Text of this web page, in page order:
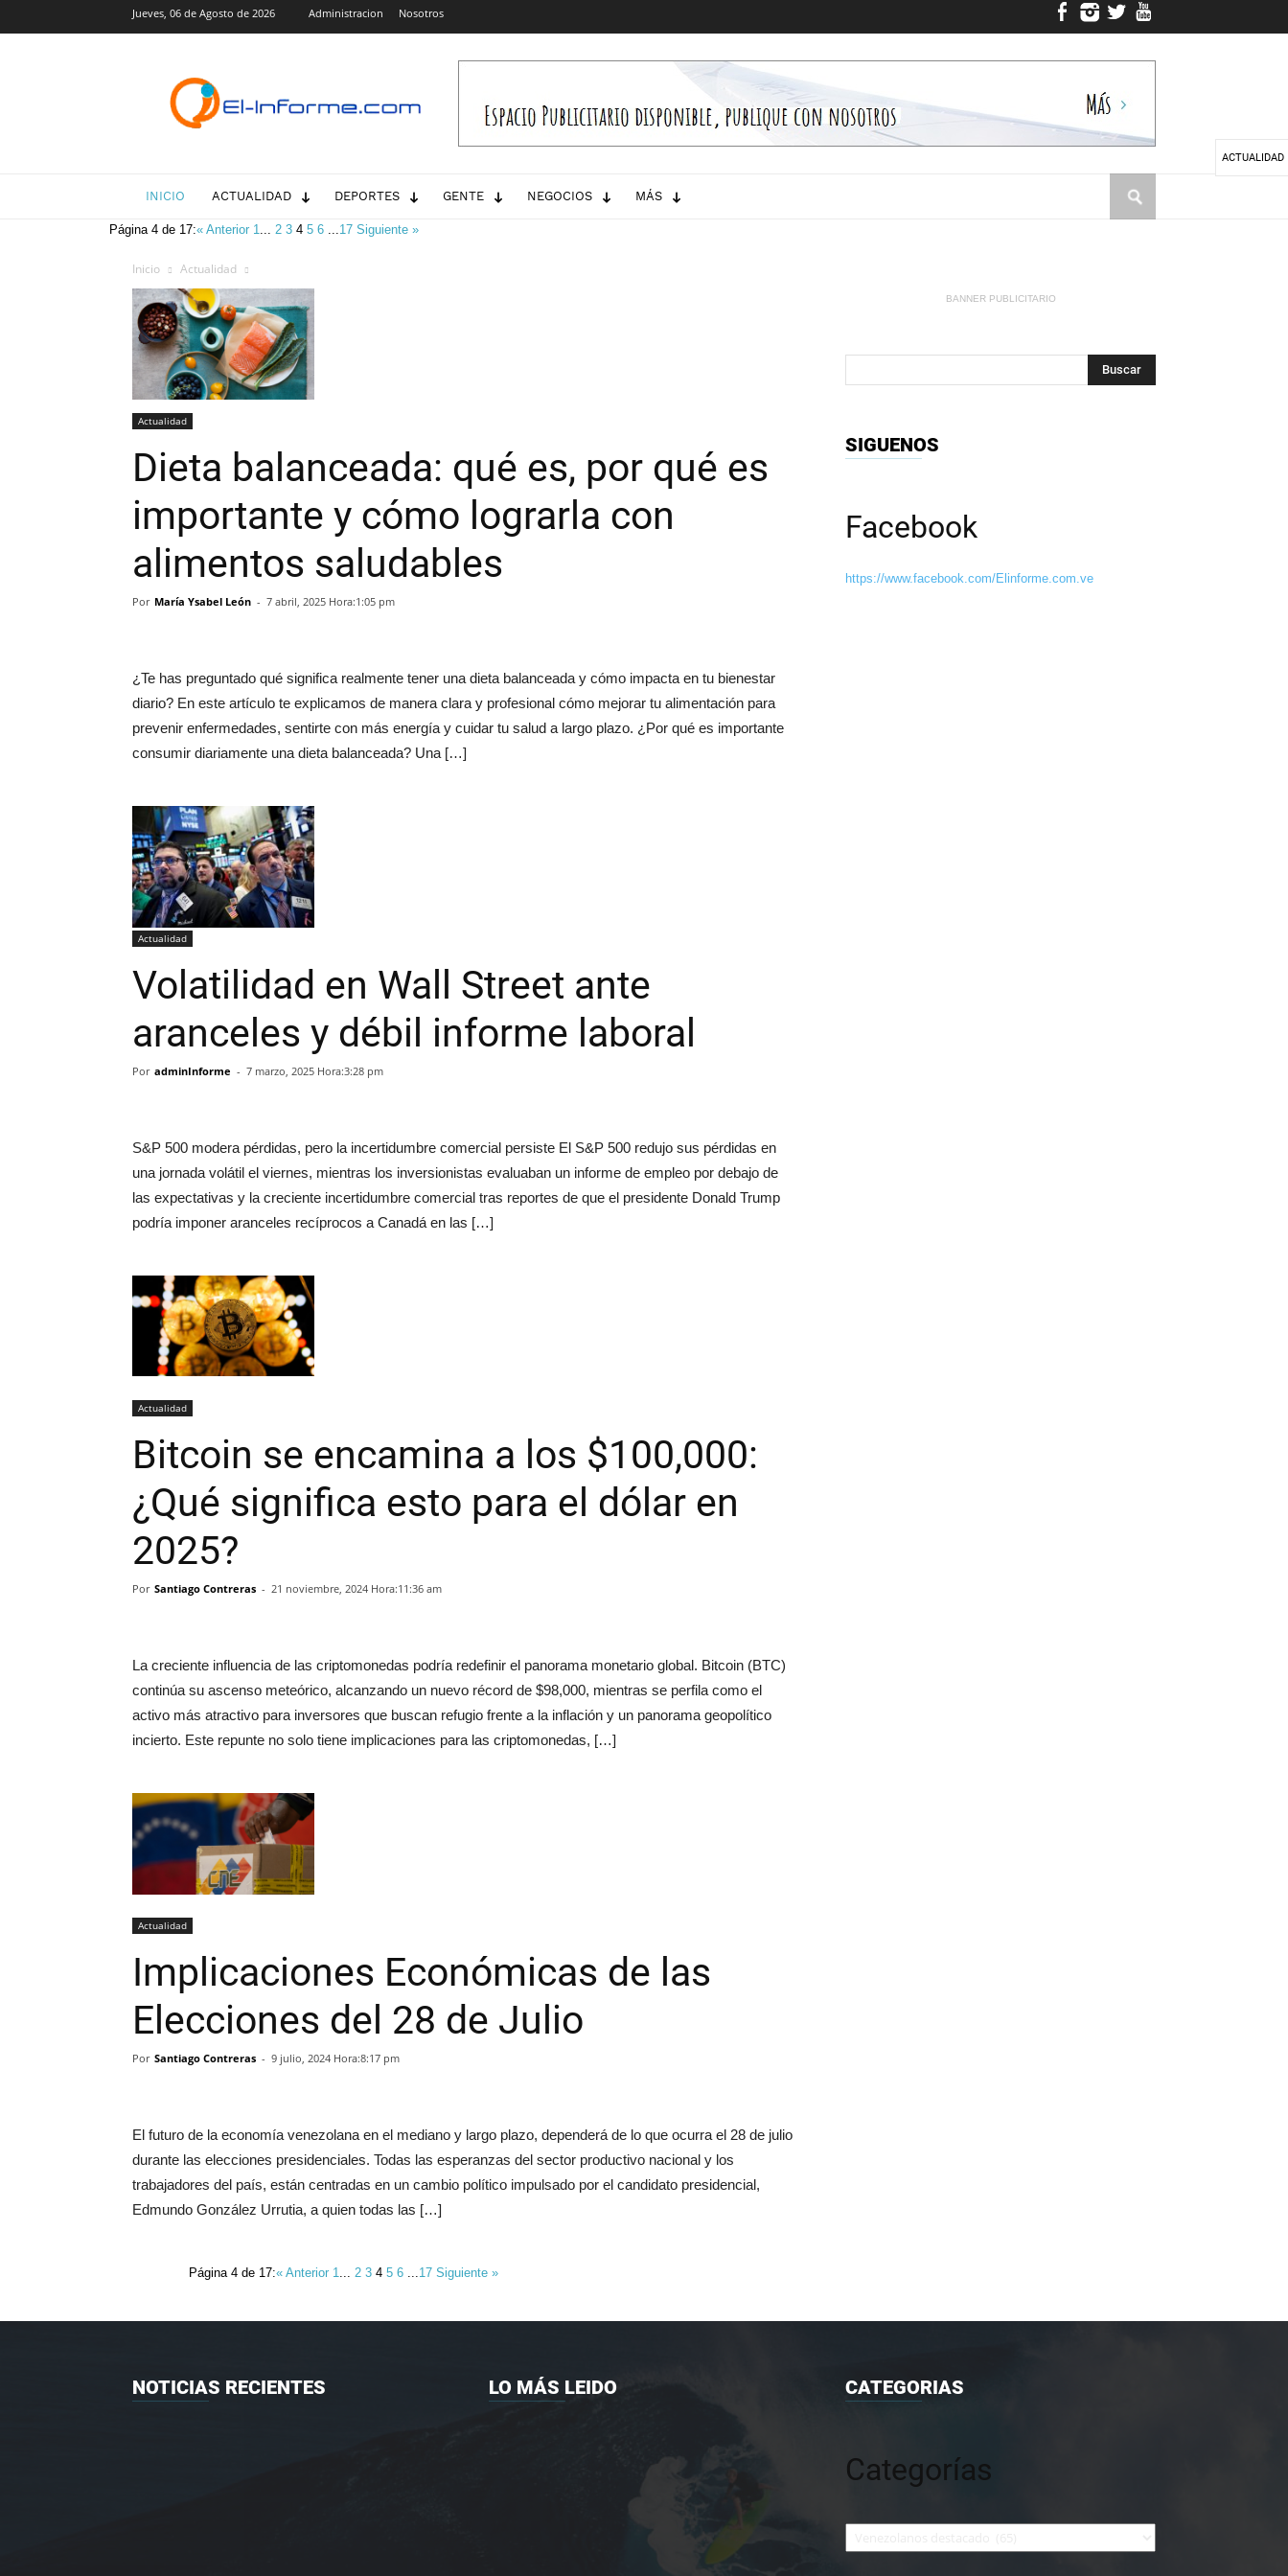
Jueves, 06 de Agosto de 2026 Administracion Nosotros
Informe.com
INICIO ACTUALIDAD DEPORTES GENTE NEGOCIOS MÁS
Página 4 de 17:« Anterior 1... 234 56 ...17 Siguiente »
Inicio Actualidad
Actualidad
Dieta balanceada: qué es, por qué es
importante y cómo lograrla con
alimentos saludables
Por María Ysabel León - 7 abril, 2025 Hora:1:05 pm
¿Te has preguntado qué significa realmente tener una dieta balanceada y cómo impacta en tu bienestar
diario? En este artículo te explicamos de manera clara y profesional cómo mejorar tu alimentación para
prevenir enfermedades, sentirte con más energía y cuidar tu salud a largo plazo. ¿Por qué es importante
consumir diariamente una dieta balanceada? Una […]
Actualidad
Volatilidad en Wall Street ante
aranceles y débil informe laboral
Por adminInforme - 7 marzo, 2025 Hora:3:28 pm
S&P 500 modera pérdidas, pero la incertidumbre comercial persiste El S&P 500 redujo sus pérdidas en
una jornada volátil el viernes, mientras los inversionistas evaluaban un informe de empleo por debajo de
las expectativas y la creciente incertidumbre comercial tras reportes de que el presidente Donald Trump
podría imponer aranceles recíprocos a Canadá en las […]
Actualidad
Bitcoin se encamina a los $100,000:
¿Qué significa esto para el dólar en
2025?
Por Santiago Contreras - 21 noviembre, 2024 Hora:11:36 am
La creciente influencia de las criptomonedas podría redefinir el panorama monetario global. Bitcoin (BTC)
continúa su ascenso meteórico, alcanzando un nuevo récord de $98,000, mientras se perfila como el
activo más atractivo para inversores que buscan refugio frente a la inflación y un panorama geopolítico
incierto. Este repunte no solo tiene implicaciones para las criptomonedas, […]
Actualidad
Implicaciones Económicas de las
Elecciones del 28 de Julio
Por Santiago Contreras - 9 julio, 2024 Hora:8:17 pm
El futuro de la economía venezolana en el mediano y largo plazo, dependerá de lo que ocurra el 28 de julio
durante las elecciones presidenciales. Todas las esperanzas del sector productivo nacional y los
trabajadores del país, están centradas en un cambio político impulsado por el candidato presidencial,
Edmundo González Urrutia, a quien todas las […]
Página 4 de 17:« Anterior 1... 234 56 ...17 Siguiente »
BANNER PUBLICITARIO
SIGUENOS
Facebook
https://www.facebook.com/Elinforme.com.ve
NOTICIAS RECIENTES LO MÁS LEIDO CATEGORIAS
Categorías
Categorías
ACTUALIDAD